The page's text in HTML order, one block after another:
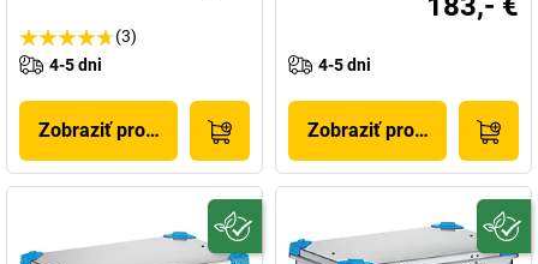
(3)
4-5 dni
Zobraziť produkt
4-5 dni
Zobraziť produkt